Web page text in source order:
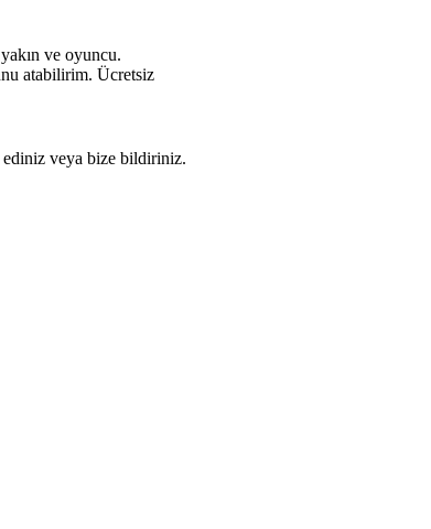
ve oyuncu.
atabilirim. Ücretsiz
ediniz veya bize bildiriniz.